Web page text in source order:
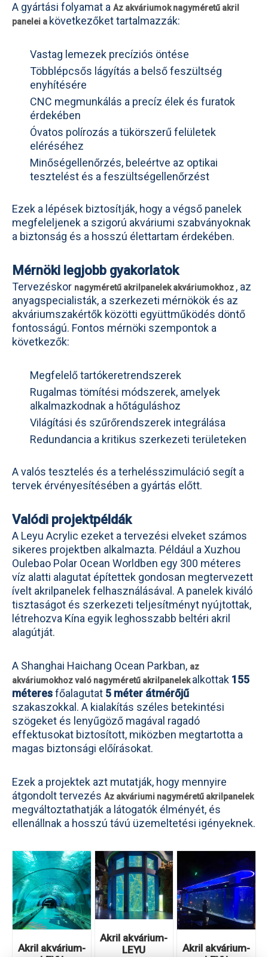
A gyártási folyamat a Az akváriumok nagyméretű akril
panelei a következőket tartalmazzák:
Vastag lemezek precíziós öntése
Többlépcsős lágyítás a belső feszültség
enyhítésére
CNC megmunkálás a precíz élek és furatok
érdekében
Óvatos polírozás a tükörszerű felületek
eléréséhez
Minőségellenőrzés, beleértve az optikai
tesztelést és a feszültségellenőrzést
Ezek a lépések biztosítják, hogy a végső panelek
megfeleljenek a szigorú akváriumi szabványoknak
a biztonság és a hosszú élettartam érdekében.
Mérnöki legjobb gyakorlatok
Tervezéskor nagyméretű akrilpanelek akváriumokhoz , az
anyagspecialisták, a szerkezeti mérnökök és az
akváriumszakértők közötti együttműködés döntő
fontosságú. Fontos mérnöki szempontok a
következők:
Megfelelő tartókeretrendszerek
Rugalmas tömítési módszerek, amelyek
alkalmazkodnak a hőtáguláshoz
Világítási és szűrőrendszerek integrálása
Redundancia a kritikus szerkezeti területeken
A valós tesztelés és a terhelésszimuláció segít a
tervek érvényesítésében a gyártás előtt.
Valódi projektpéldák
A Leyu Acrylic ezeket a tervezési elveket számos
sikeres projektben alkalmazta. Például a Xuzhou
Oulebao Polar Ocean Worldben egy 300 méteres
víz alatti alagutat építettek gondosan megtervezett
ívelt akrilpanelek felhasználásával. A panelek kiváló
tisztaságot és szerkezeti teljesítményt nyújtottak,
létrehozva Kína egyik leghosszabb beltéri akril
alagútját.
A Shanghai Haichang Ocean Parkban, az
akváriumokhoz való nagyméretű akrilpanelekalkottak 155
méteresfőalagutat 5 méter átmérőjű
szakaszokkal. A kialakítás széles betekintési
szögeket és lenyűgöző magával ragadó
effektusokat biztosított, miközben megtartotta a
magas biztonsági előírásokat.
Ezek a projektek azt mutatják, hogy mennyire
átgondolt tervezés Az akváriumi nagyméretű akrilpanelek
megváltoztathatják a látogatók élményét, és
ellenállnak a hosszú távú üzemeltetési igényeknek.
Akril akvárium-
Akril akvárium-
LEYU
Akril akvárium-